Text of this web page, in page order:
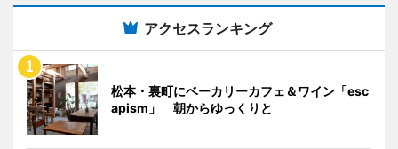
アクセスランキング
松本・裏町にベーカリーカフェ＆ワイン「esc
apism」 朝からゆっくりと